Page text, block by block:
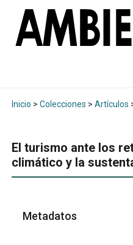
Inicio > Colecciones > Artículos
El turismo ante los
climático y la
Metadatos